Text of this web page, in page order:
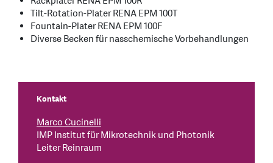
Tilt-Rotation-Plater RENA EPM 100T
Fountain-Plater RENA EPM 100F
Diverse Becken für nasschemische Vorbehandlungen
Kontakt
Marco Cucinelli
IMP Institut für Mikrotechnik und Photonik
Leiter Reinraum